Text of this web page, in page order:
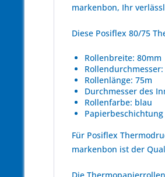
markenbon, Ihr
Diese Posiflex 80/75
Rollenbreite: 80mm
Rollenlänge: 75m
Durchmesser des
Rollenfarbe: blau
Für Posiflex
markenbon ist der